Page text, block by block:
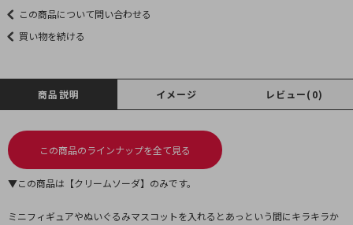
この商品について問い合わせる
買い物を続ける
商品説明 イメージ レビュー(0)
この商品のラインナップを全て見る
▼この商品は【クリームソーダ】のみです。
ミニフィギュアやぬいぐるみマスコットを入れるとあっという間にキラキラか